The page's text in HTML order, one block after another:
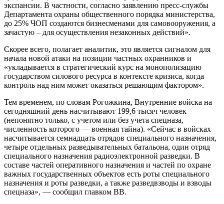
экспансии. В частности, согласно заявлению пресс-службы
Департамента охраны общественного порядка министерства,
до 25% ЧОП создаются бизнесменами для самовооружения, а
зачастую – для осуществления незаконных действий».
Скорее всего, полагает аналитик, это является сигналом для
начала новой атаки на позиции частных охранников и
«укладывается в стратегический курс на монополизацию
государством силового ресурса в контексте кризиса, когда
контроль над ним может оказаться решающим фактором».
Тем временем, по словам Рогожкина, Внутренние войска на
сегодняшний день насчитывают 199,6 тысяч человек
(непонятно только, с учетом или без учета спецназа,
численность которого — военная тайна). «Сейчас в войсках
насчитывается семнадцать отрядов специального назначения,
четыре отдельных разведывательных батальона, один отряд
специального назначения радиоэлектронной разведки. В
составе частей оперативного назначения и частей по охране
важных государственных объектов есть роты специального
назначения и роты разведки, а также разведвзводы и взводы
спецназа», — сообщил главком ВВ.